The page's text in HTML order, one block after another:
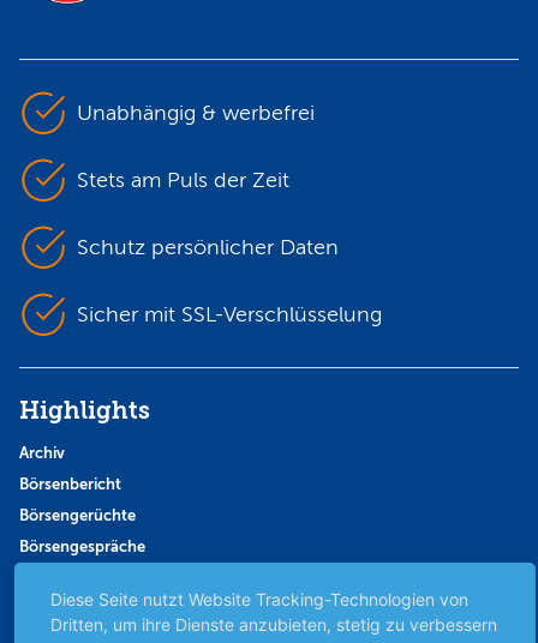
Unabhängig & werbefrei
Stets am Puls der Zeit
Schutz persönlicher Daten
Sicher mit SSL-Verschlüsselung
Highlights
Archiv
Börsenbericht
Börsengerüchte
Börsengespräche
Favoriten
Diese Seite nutzt Website Tracking-Technologien von
Dritten, um ihre Dienste anzubieten, stetig zu verbessern